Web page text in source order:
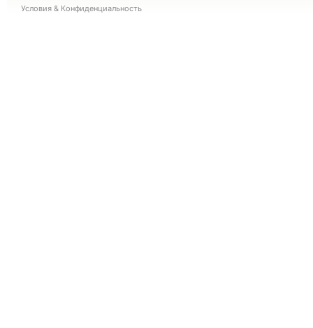
Условия & Конфиденциальность